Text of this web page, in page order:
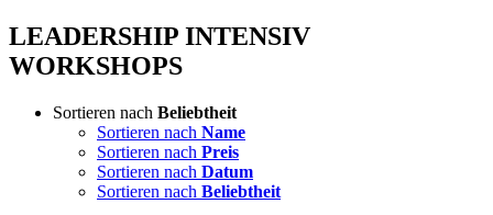
LEADERSHIP INTENSIV
WORKSHOPS
Sortieren nach Beliebtheit
Sortieren nach Name
Sortieren nach Preis
Sortieren nach Datum
Sortieren nach Beliebtheit